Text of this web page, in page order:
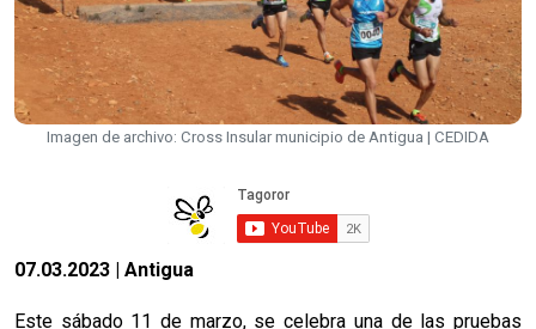
Imagen de archivo: Cross Insular municipio de Antigua | CEDIDA
07.03.2023 | Antigua
Este sábado 11 de marzo, se celebra una de las pruebas